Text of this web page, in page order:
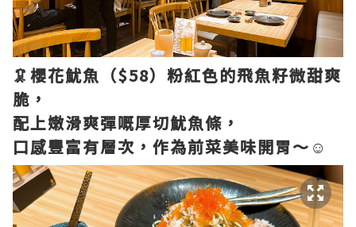
🦑櫻花魷魚（$58）粉紅色的飛魚籽微甜爽
脆，
配上嫩滑爽彈嘅厚切魷魚條，
口感豐富有層次，作為前菜美味開胃～☺️